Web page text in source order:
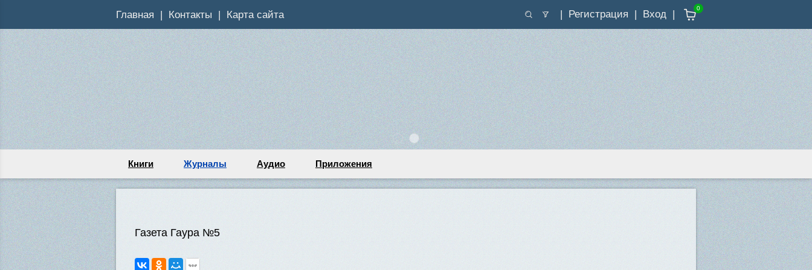
Главная Контакты Карта сайта Регистрация Вход
0
Книги Журналы Аудио Приложения
Газета Гаура №5